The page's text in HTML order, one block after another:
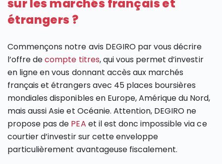
sur les marchés français et
étrangers ?
Commençons notre avis DEGIRO par vous décrire
l’offre decompte titres, qui vous permet d’investir
en ligne en vous donnant accès aux marchés
français et étrangers avec 45 places boursières
mondiales disponibles en Europe, Amérique du Nord,
mais aussi Asie et Océanie. Attention, DEGIRO ne
propose pas de PEA et il est donc impossible via ce
courtier d’investir sur cette enveloppe
particulièrement avantageuse fiscalement.